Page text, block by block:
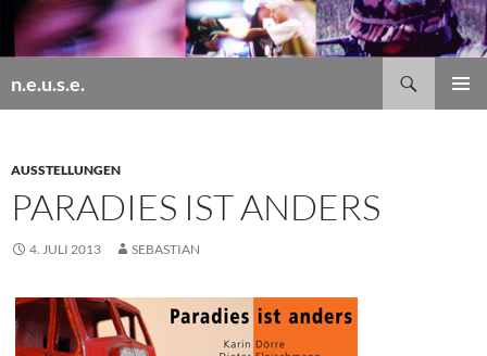
Zum
Inhalt
springen
n.e.u.s.e.
AUSSTELLUNGEN
PARADIES IST ANDERS
4. JULI 2013 SEBASTIAN